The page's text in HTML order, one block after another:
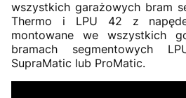
wszystkich garażowych bram
Thermo i LPU 42 z
montowane we wszystkich
bramach segmentowych
SupraMatic lub ProMatic.